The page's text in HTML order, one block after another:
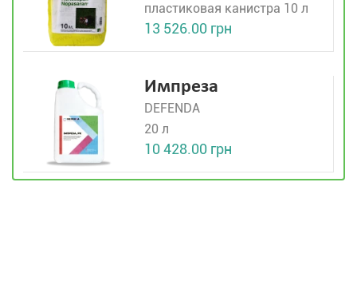
пластиковая канистра 10 л
13 526.00 грн
Импреза
DEFENDA
20 л
10 428.00 грн